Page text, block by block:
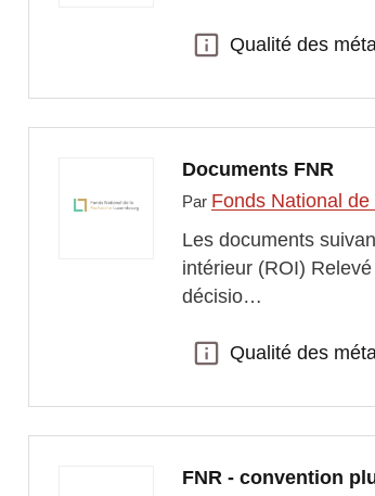
Qualité des
Qualité des
Documents FNR
Par Fonds National
Les documents
intérieur (ROI)
décisio…
Qualité des
Qualité des
FNR - convention